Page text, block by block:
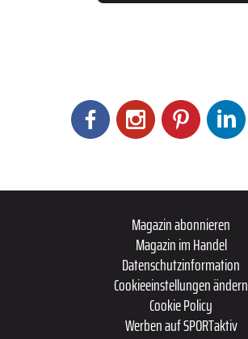
Magazin abonnieren
Magazin im Handel
Datenschutzinformation
Cookieeinstellungen ändern
Cookie Policy
Werben auf SPORTaktiv